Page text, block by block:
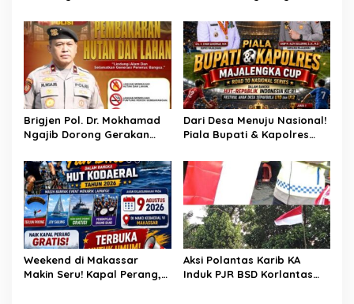
Polres Pinrang Berhasil
Bekuk Pelaku Pembunuhan
di Jalan Macan, Apresiasi
Mengalir Untuk Ipda Ahmad
Haris dan Aiptu Syahrir,
Kerja Senyap Polisi
Berbuah Pengungkapan
Kasus Menonjol
Pembunuhan : Apresiasi
Mengalir Untuk Tim Buser
Ipda Ahmad Haris
Brigjen Pol. Dr. Mokhamad
Ngajib Dorong Gerakan
Hutan, Jaga Kehidupan
Dari Desa Menuju Nasional!
Piala Bupati & Kapolres
Bibit-Bibit Juara
Weekend di Makassar
Makin Seru! Kapal Perang,
Aksi Polantas Karib KA
Induk PJR BSD Korlantas